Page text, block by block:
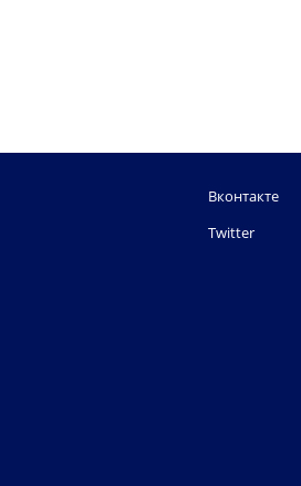
Вконтакте
Twitter